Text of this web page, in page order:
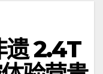
遗 2.4T